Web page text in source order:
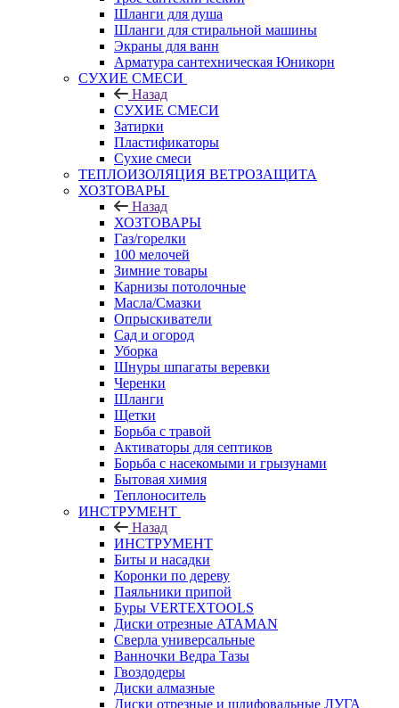
Шланги для душа
Шланги для стиральной машины
Экраны для ванн
Арматура сантехническая Юникорн
СУХИЕ СМЕСИ
Назад
СУХИЕ СМЕСИ
Затирки
Пластификаторы
Сухие смеси
ТЕПЛОИЗОЛЯЦИЯ ВЕТРОЗАЩИТА
ХОЗТОВАРЫ
Назад
ХОЗТОВАРЫ
Газ/горелки
100 мелочей
Зимние товары
Карнизы потолочные
Масла/Смазки
Опрыскиватели
Сад и огород
Уборка
Шнуры шпагаты веревки
Черенки
Шланги
Щетки
Борьба с травой
Активаторы для септиков
Борьба с насекомыми и грызунами
Бытовая химия
Теплоноситель
ИНСТРУМЕНТ
Назад
ИНСТРУМЕНТ
Биты и насадки
Коронки по дереву
Паяльники припой
Буры VERTEXTOOLS
Диски отрезные ATAMAN
Сверла универсальные
Ванночки Ведра Тазы
Гвоздодеры
Диски алмазные
Диски отрезные и шлифовальные ЛУГА